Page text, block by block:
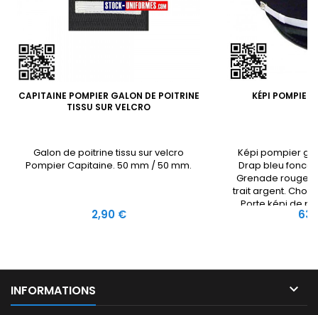
CAPITAINE POMPIER GALON DE POITRINE
TISSU SUR VELCRO
Galon de poitrine tissu sur velcro
Pompier Capitaine. 50 mm / 50 mm.
Prix
2,90 €
KÉPI
Képi pompier
Drap bleu foncé.
Grenade rouge
trait argent. Choix
Porte képi de
Prix
INFORMATIONS 